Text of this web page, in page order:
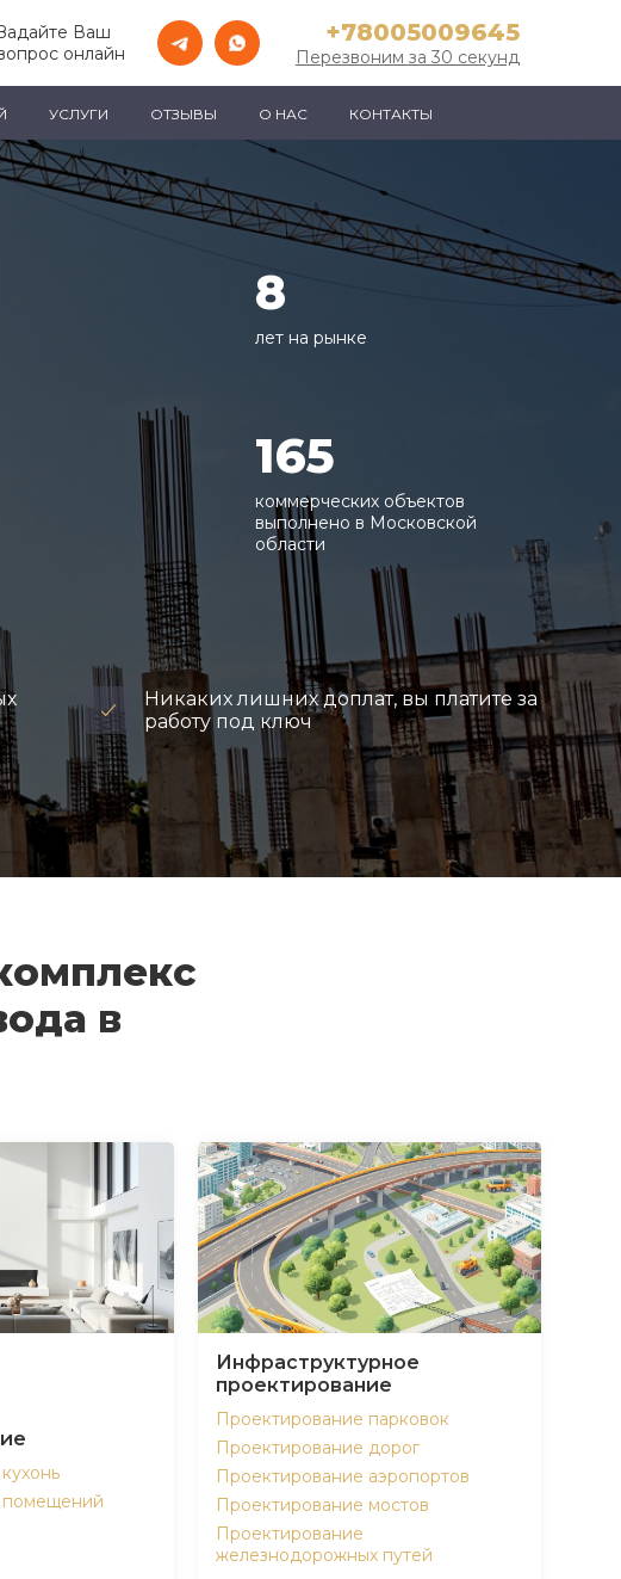
Ваш
онлайн
+78005009645
Перезвоним за 30 секунд
УСЛУГИ ОТЗЫВЫ О НАС КОНТАКТЫ
8
лет на рынке
165
коммерческих объектов
выполнено в Московской
области
Никаких лишних доплат, вы платите за
работу под ключ
в
помещений
Инфраструктурное
проектирование
Проектирование парковок
Проектирование дорог
Проектирование аэропортов
Проектирование мостов
Проектирование
железнодорожных путей